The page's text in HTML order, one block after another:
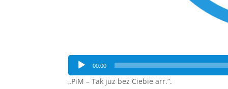
Odtwarzacz
plików
dźwiękowych
00:00
„PiM – Tak juz bez Ciebie arr.”.